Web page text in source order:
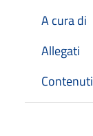
A cura di
Allegati